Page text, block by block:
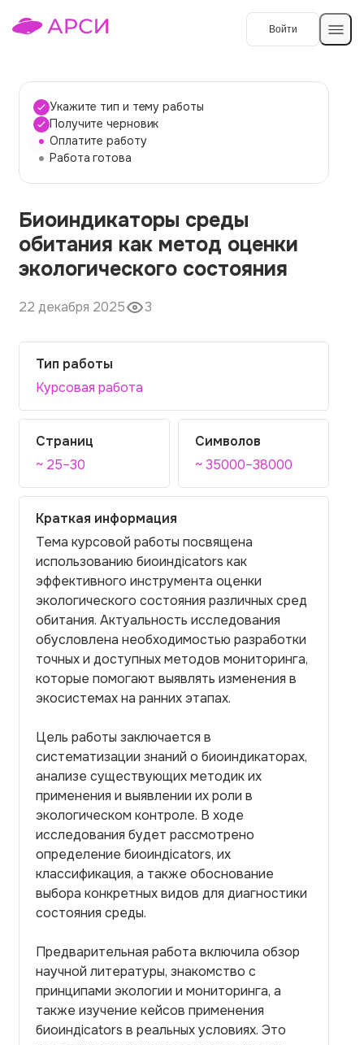
Войти
Темы работ
О сервисе
О компании
Наши гарантии
Вопросы и ответы
Контакты
Укажите тип и тему работы
Получите черновик
Оплатите работу
Работа готова
Биоиндикаторы среды
обитания как метод оценки
экологического состояния
22 декабря 2025 3
Тип работы
Курсовая работа
Страниц
~ 25–30
Символов
~ 35000–38000
Краткая информация
Тема курсовой работы посвящена
использованию биоиндicators как
эффективного инструмента оценки
экологического состояния различных сред
обитания. Актуальность исследования
обусловлена необходимостью разработки
точных и доступных методов мониторинга,
которые помогают выявлять изменения в
экосистемах на ранних этапах.
Цель работы заключается в
систематизации знаний о биоиндикаторах,
анализе существующих методик их
применения и выявлении их роли в
экологическом контроле. В ходе
исследования будет рассмотрено
определение биоиндicators, их
классификация, а также обоснование
выбора конкретных видов для диагностики
состояния среды.
Предварительная работа включила обзор
научной литературы, знакомство с
принципами экологии и мониторинга, а
также изучение кейсов применения
биоиндicators в реальных условиях. Это